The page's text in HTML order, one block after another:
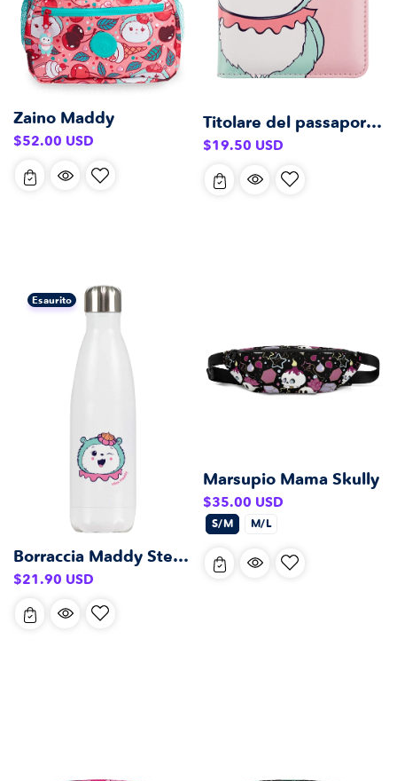
Zaino Maddy
Prezzo
listino
$52.00 USD
Titolare del passaporto Maddy
Prezzo
listino
$19.50 USD
Esaurito
Borraccia Maddy Steel (500 ml)
Prezzo
listino
$21.90 USD
Marsupio Mama Skully
Prezzo
di
listino
$35.00 USD
S/M M/L